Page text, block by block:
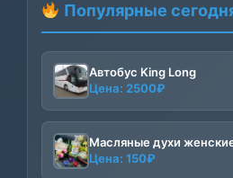
Популярные
Автобус King Long
Цена: 2500₽
Масляные духи
Цена: 150₽